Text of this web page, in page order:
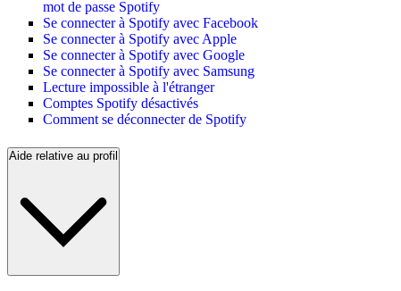
mot de passe Spotify
Se connecter à Spotify avec Facebook
Se connecter à Spotify avec Apple
Se connecter à Spotify avec Google
Se connecter à Spotify avec Samsung
Lecture impossible à l'étranger
Comptes Spotify désactivés
Comment se déconnecter de Spotify
Aide relative au profil